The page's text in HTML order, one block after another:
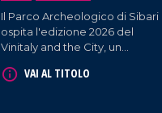
Il Parco Archeologico di Sibari
ospita l'edizione 2026 del
Vinitaly and the City, un
del Mediterraneo tra
VAI AL TITOLO